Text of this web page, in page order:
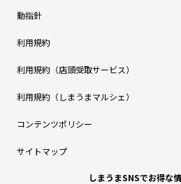
動指針
利用規約
利用規約（店頭受取サービス）
利用規約（しまうまマルシェ）
コンテンツポリシー
サイトマップ
しまうまSNSでお得な